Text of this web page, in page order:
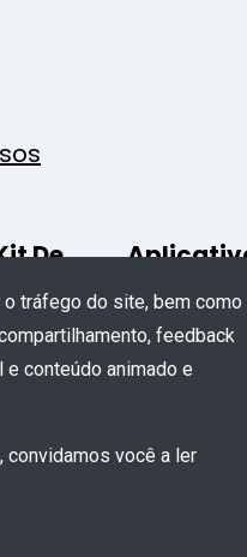
De
tráfego do site, bem como
feedback
conteúdo animado e
convidamos você a ler